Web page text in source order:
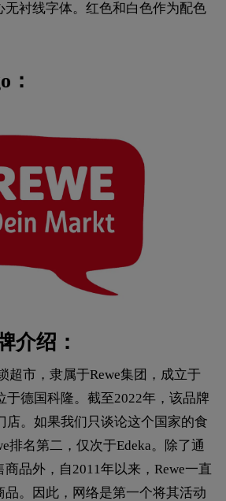
无衬线字体。红色和白色作为配色
：
介绍：
超市，隶属于Rewe集团，成立于
于德国科隆。截至2022年，该品牌
店。如果我们只谈论这个国家的食
排名第二，仅次于Edeka。除了通
品外，自2011年以来，Rewe一直
品。因此，网络是第一个将其活动